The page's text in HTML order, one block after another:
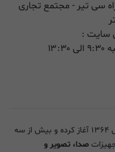
سی تیر - مجتمع تجاری
سایت :
فروشگاه نادر کامپیوتر فعالیت خود را از سال ۱۳۶۴ آغاز کرده و بیش از سه
صدا، تصویر و